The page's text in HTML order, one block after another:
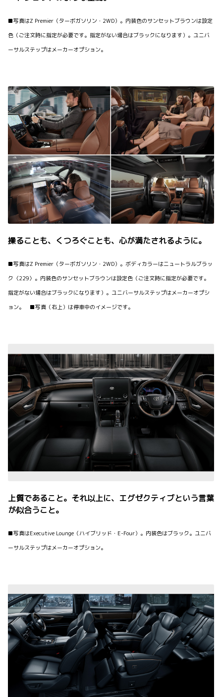
■写真はZ Premier（ターボガソリン・2WD）。内装色のサンセットブラウンは設定
色（ご注文時に指定が必要です。指定がない場合はブラックになります）。ユニバ
ーサルステップはメーカーオプション。
操ることも、くつろぐことも、心が満たされるように。
■写真はZ Premier（ターボガソリン・2WD）。ボディカラーはニュートラルブラッ
ク〈229〉。内装色のサンセットブラウンは設定色（ご注文時に指定が必要です。
指定がない場合はブラックになります）。ユニバーサルステップはメーカーオプシ
ョン。 ■写真（右上）は停車中のイメージです。
上質であること。それ以上に、エグゼクティブという言葉
が似合うこと。
■写真はExecutive Lounge（ハイブリッド・E-Four）。内装色はブラック。ユニバ
ーサルステップはメーカーオプション。